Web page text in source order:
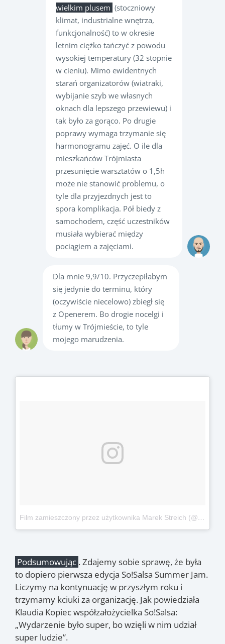
wielkim plusem (stoczniowy
klimat, industrialne wnętrza,
funkcjonalność) to w okresie
letnim ciężko tańczyć z powodu
wysokiej temperatury (32 stopnie
w cieniu). Mimo ewidentnych
starań organizatorów (wiatraki,
wybijanie szyb we własnych
oknach dla lepszego przewiewu) i
tak było za gorąco. Po drugie
poprawy wymaga trzymanie się
harmonogramu zajęć. O ile dla
mieszkańców Trójmiasta
przesunięcie warsztatów o 1,5h
może nie stanowić problemu, o
tyle dla przyjezdnych jest to
spora komplikacja. Pół biedy z
samochodem, część uczestników
musiała wybierać między
pociągiem a zajęciami.
Dla mnie 9,9/10. Przyczepiłabym
się jedynie do terminu, który
(oczywiście niecelowo) zbiegł się
z Openerem. Bo drogie nocelgi i
tłumy w Trójmieście, to tyle
mojego marudzenia.
Film zamieszczony przez użytkownika Marek Streich (@tequilahifi)
Podsumowując . Zdajemy sobie sprawę, że była
to dopiero pierwsza edycja So!Salsa Summer Jam.
Liczymy na kontynuację w przyszłym roku i
trzymamy kciuki za organizację. Jak powiedziała
Klaudia Kopiec współzałożycielka So!Salsa:
„Wydarzenie było super, bo wzięli w nim udział
super ludzie”.